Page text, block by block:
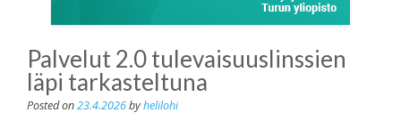
Palvelut 2.0 tulevaisuuslinssien
läpi tarkasteltuna
Posted on23.4.2026byhelilohi